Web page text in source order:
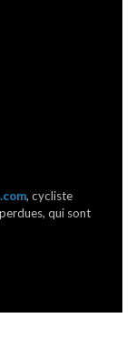
, cycliste
qui sont